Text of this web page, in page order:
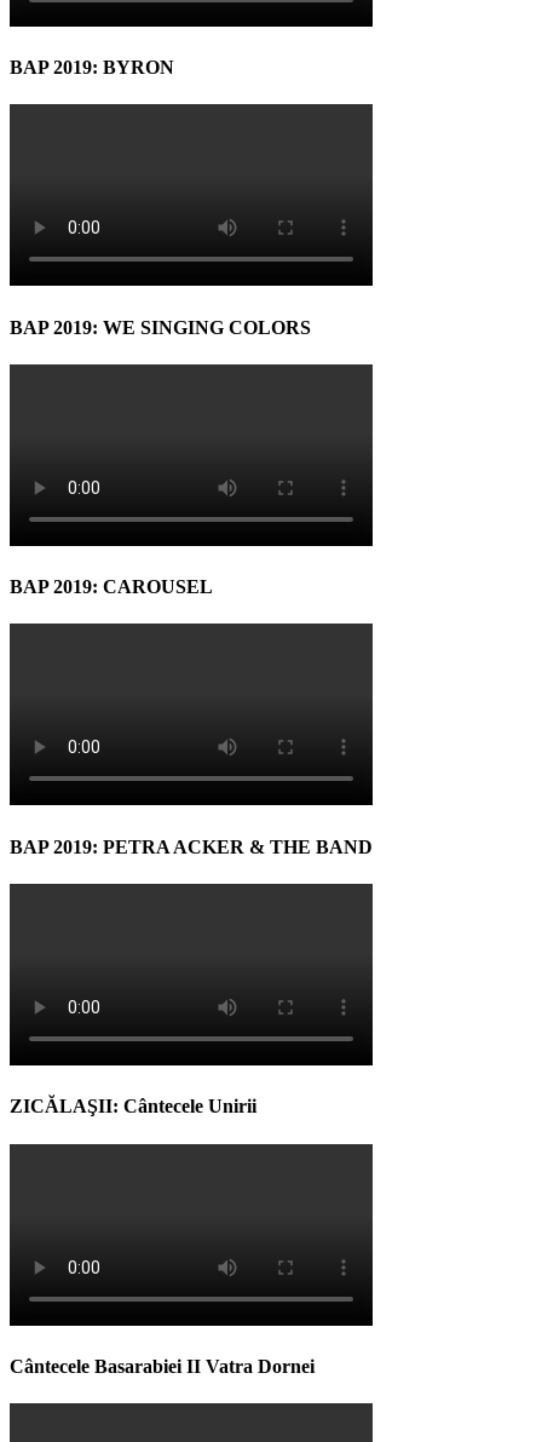
BAP 2019: BYRON
BAP 2019: WE SINGING COLORS
BAP 2019: CAROUSEL
BAP 2019: PETRA ACKER & THE BAND
ZICĂLAŞII: Cântecele Unirii
Cântecele Basarabiei II Vatra Dornei